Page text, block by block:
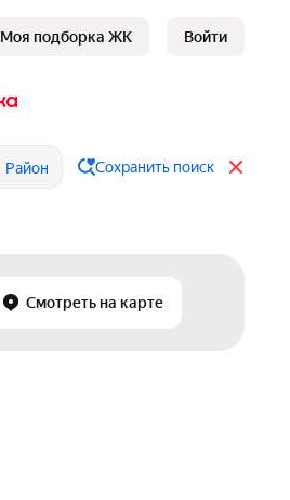
Моя подборка ЖК Войти
Район Сохранить поиск
Смотреть на карте